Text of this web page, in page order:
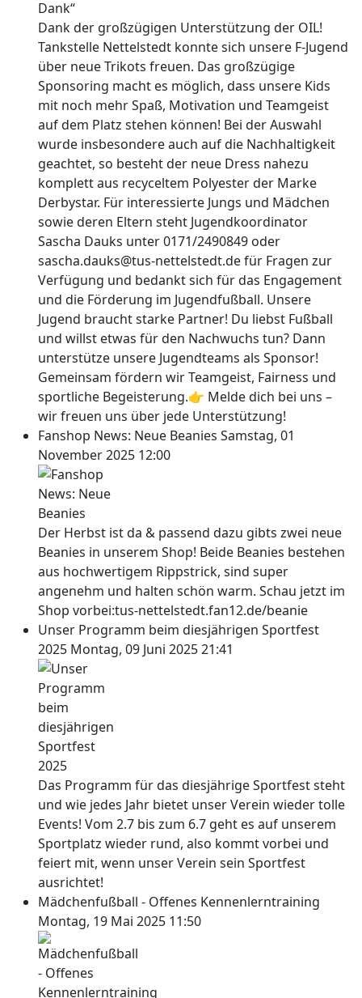
Dank der großzügigen Unterstützung der OIL!
Tankstelle Nettelstedt konnte sich unsere F-Jugend
über neue Trikots freuen. Das großzügige
Sponsoring macht es möglich, dass unsere Kids
mit noch mehr Spaß, Motivation und Teamgeist
auf dem Platz stehen können! Bei der Auswahl
wurde insbesondere auch auf die Nachhaltigkeit
geachtet, so besteht der neue Dress nahezu
komplett aus recyceltem Polyester der Marke
Derbystar. Für interessierte Jungs und Mädchen
sowie deren Eltern steht Jugendkoordinator
Sascha Dauks unter 0171/2490849 oder
sascha.dauks@tus-nettelstedt.de für Fragen zur
Verfügung und bedankt sich für das Engagement
und die Förderung im Jugendfußball. Unsere
Jugend braucht starke Partner! Du liebst Fußball
und willst etwas für den Nachwuchs tun? Dann
unterstütze unsere Jugendteams als Sponsor!
Gemeinsam fördern wir Teamgeist, Fairness und
sportliche Begeisterung.👉 Melde dich bei uns –
wir freuen uns über jede Unterstützung!
Fanshop News: Neue Beanies Samstag, 01
November 2025 12:00
Der Herbst ist da & passend dazu gibts zwei neue
Beanies in unserem Shop! Beide Beanies bestehen
aus hochwertigem Rippstrick, sind super
angenehm und halten schön warm. Schau jetzt im
Shop vorbei:tus-nettelstedt.fan12.de/beanie
Unser Programm beim diesjährigen Sportfest
2025 Montag, 09 Juni 2025 21:41
Das Programm für das diesjährige Sportfest steht
und wie jedes Jahr bietet unser Verein wieder tolle
Events! Vom 2.7 bis zum 6.7 geht es auf unserem
Sportplatz wieder rund, also kommt vorbei und
feiert mit, wenn unser Verein sein Sportfest
ausrichtet!
Mädchenfußball - Offenes Kennenlerntraining
Montag, 19 Mai 2025 11:50